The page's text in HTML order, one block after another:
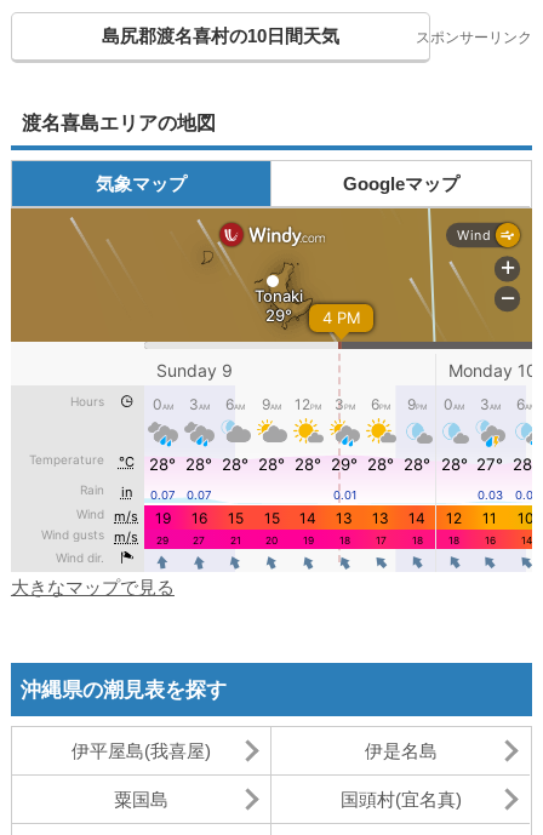
島尻郡渡名喜村の10日間天気 スポンサーリンク
渡名喜島エリアの地図
気象マップ Googleマップ
大きなマップで見る
沖縄県の潮見表を探す
伊平屋島(我喜屋) 伊是名島
粟国島 国頭村(宜名真)